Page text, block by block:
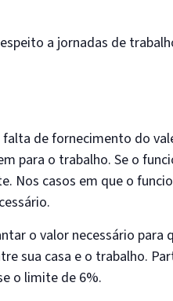
a jornadas de
de fornecimento do
para o trabalho. Se o
Nos casos em que o
o valor necessário para
sua casa e o trabalho.
o limite de 6%.